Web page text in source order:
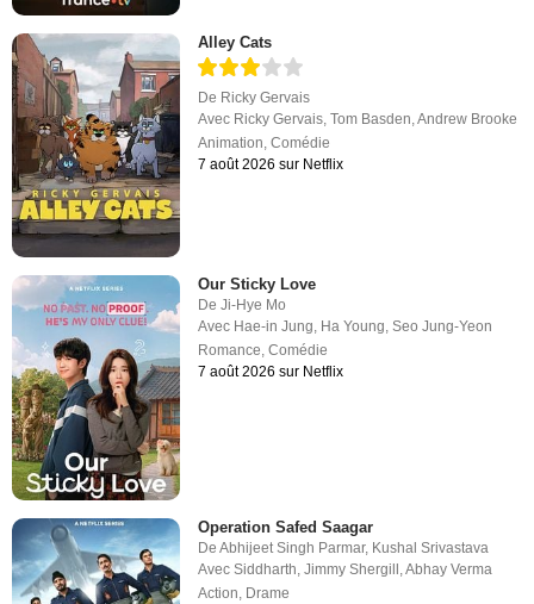
Alley Cats
De Ricky Gervais
Avec Ricky Gervais,Tom Basden,Andrew Brooke
Animation,Comédie
7 août 2026 sur Netflix
Our Sticky Love
DeJi-Hye Mo
Avec Hae-in Jung, Ha Young,Seo Jung-Yeon
Romance,Comédie
7 août 2026 sur Netflix
Operation Safed Saagar
DeAbhijeet Singh Parmar, Kushal Srivastava
AvecSiddharth ,Jimmy Shergill ,Abhay Verma
Action Drame